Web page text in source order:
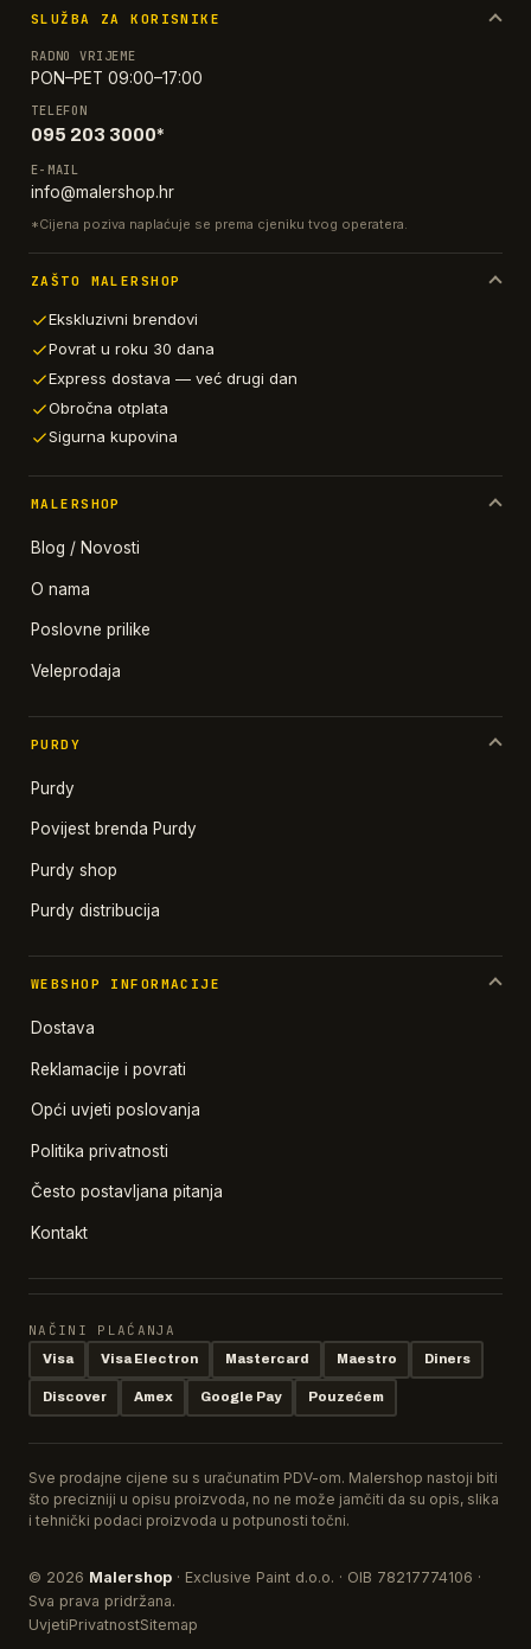
SLUŽBA ZA KORISNIKE
RADNO VRIJEME
PON–PET 09:00–17:00
TELEFON
095 203 3000*
E-MAIL
info@malershop.hr
*Cijena poziva naplaćuje se prema cjeniku tvog operatera.
ZAŠTO MALERSHOP
Ekskluzivni brendovi
Povrat u roku 30 dana
Express dostava — već drugi dan
Obročna otplata
Sigurna kupovina
MALERSHOP
Blog / Novosti
O nama
Poslovne prilike
Veleprodaja
PURDY
Purdy
Povijest brenda Purdy
Purdy shop
Purdy distribucija
WEBSHOP INFORMACIJE
Dostava
Reklamacije i povrati
Opći uvjeti poslovanja
Politika privatnosti
Često postavljana pitanja
Kontakt
NAČINI PLAĆANJA
Visa Visa Electron Mastercard Maestro Diners
Discover Amex Google Pay Pouzećem
Sve prodajne cijene su s uračunatim PDV-om. Malershop nastoji biti
što precizniji u opisu proizvoda, no ne može jamčiti da su opis, slika
i tehnički podaci proizvoda u potpunosti točni.
© 2026 Malershop · Exclusive Paint d.o.o. · OIB 78217774106 ·
Sva prava pridržana.
UvjetiPrivatnostSitemap